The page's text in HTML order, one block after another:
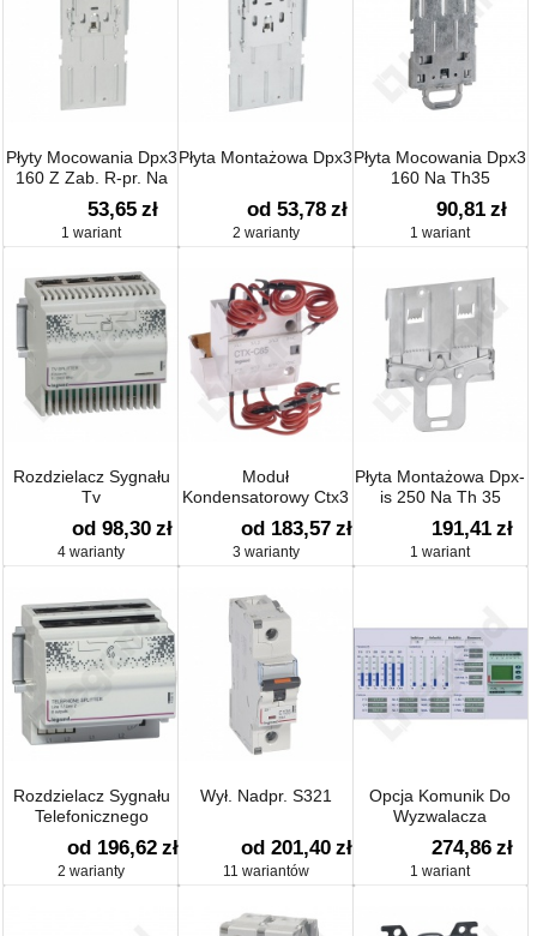
Płyty Mocowania Dpx3
160 Z Zab. R-pr. Na
Th35
53,65 zł
1 wariant
Płyta Montażowa Dpx3
od 53,78 zł
2 warianty
Płyta Mocowania Dpx3
160 Na Th35
90,81 zł
1 wariant
Rozdzielacz Sygnału
Tv
od 98,30 zł
4 warianty
Moduł
Kondensatorowy Ctx3
od 183,57 zł
3 warianty
Płyta Montażowa Dpx-
is 250 Na Th 35
191,41 zł
1 wariant
Rozdzielacz Sygnału
Telefonicznego
od 196,62 zł
2 warianty
Wył. Nadpr. S321
od 201,40 zł
11 wariantów
Opcja Komunik Do
Wyzwalacza
Elektronicznego Dmx3
274,86 zł
1 wariant